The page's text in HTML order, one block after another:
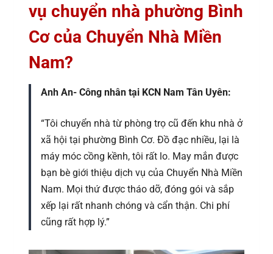
vụ chuyển nhà phường Bình
Cơ của Chuyển Nhà Miền
Nam?
Anh An- Công nhân tại KCN Nam Tân Uyên:
“Tôi chuyển nhà từ phòng trọ cũ đến khu nhà ở
xã hội tại phường Bình Cơ. Đồ đạc nhiều, lại là
máy móc cồng kềnh, tôi rất lo. May mắn được
bạn bè giới thiệu dịch vụ của Chuyển Nhà Miền
Nam. Mọi thứ được tháo dỡ, đóng gói và sắp
xếp lại rất nhanh chóng và cẩn thận. Chi phí
cũng rất hợp lý.”